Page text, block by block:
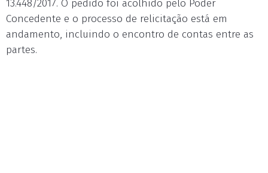
13.448/2017. O pedido foi acolhido pelo Poder
Concedente e o processo de relicitação está em
andamento, incluindo o encontro de contas entre as
partes.